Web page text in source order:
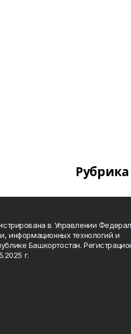
в Управлении
информационных технологий и
Башкортостан.
г.